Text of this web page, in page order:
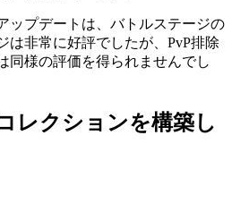
ップデートは、バトルステージの
は非常に好評でしたが、PvP排除
同様の評価を得られませんでし
レクションを構築し